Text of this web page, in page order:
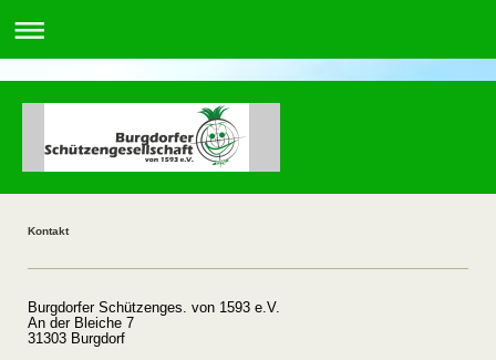
Kontakt
Burgdorfer Schützenges. von 1593 e.V.
An der Bleiche 7
31303 Burgdorf